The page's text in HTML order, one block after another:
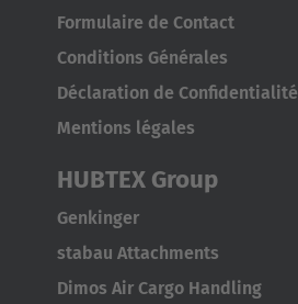
AMERICA
Brasil
Português
Formulaire de Contact
Conditions Générales
Déclaration de Confidentialité
Mentions légales
HUBTEX Group
Genkinger
stabau Attachments
Dimos Air Cargo Handling